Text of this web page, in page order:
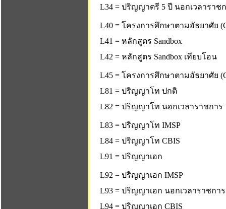
L34 = ปริญญาตรี 5 ปี นอกเวลาราช
L40 = โครงการศึกษาตามอัธยาศัย
L41 = หลักสูตร Sandbox
L42 = หลักสูตร Sandbox เทียบโอน
L45 = โครงการศึกษาตามอัธยาศัย
L81 = ปริญญาโท ปกติ
L82 = ปริญญาโท นอกเวลาราชการ
L83 = ปริญญาโท IMSP
L84 = ปริญญาโท CBIS
L91 = ปริญญาเอก
L92 = ปริญญาเอก IMSP
L93 = ปริญญาเอก นอกเวลาราชการ
L94 = ปริญญาเอก CBIS